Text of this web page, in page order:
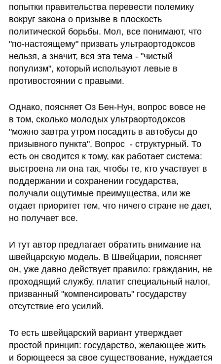
попытки правительства перевести полемику
вокруг закона о призыве в плоскость
политической борьбы. Мол, все понимают, что
"по-настоящему" призвать ультраортодоксов
нельзя, а значит, вся эта тема - "чистый
популизм", который используют левые в
противостоянии с правыми.
Однако, поясняет Оз Бен-Нун, вопрос вовсе не
в том, сколько молодых ультраортодоксов
"можно завтра утром посадить в автобусы до
призывного пункта". Вопрос  - структурный. То
есть он сводится к тому, как работает система:
выстроена ли она так, чтобы те, кто участвует в
поддержании и сохранении государства,
получали ощутимые преимущества, или же
отдает приоритет тем, что ничего стране не дает,
но получает все.
И тут автор предлагает обратить внимание на
швейцарскую модель. В Швейцарии, поясняет
он, уже давно действует правило: гражданин, не
проходящий службу, платит специальный налог,
призванный "компенсировать" государству
отсутствие его усилий.
То есть швейцарский вариант утверждает
простой принцип: государство, желающее жить
и борющееся за свое существование, нуждается